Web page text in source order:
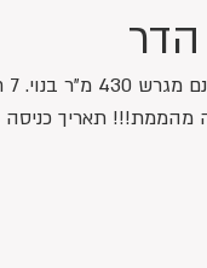
מהממת!!! תאריך כניסה